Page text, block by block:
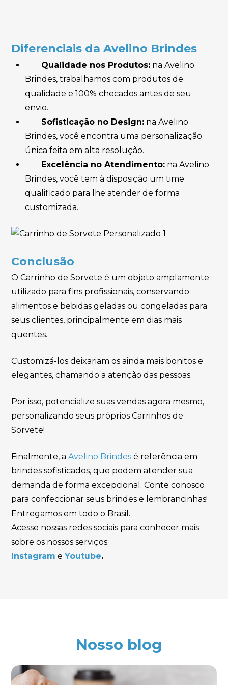
Diferenciais da Avelino Brindes
Qualidade nos Produtos:na Avelino
Brindes, trabalhamos com produtos de
qualidade e 100% checados antes de seu
envio.
Sofisticação no Design:na Avelino
Brindes, você encontra uma personalização
única feita em alta resolução.
Excelência no Atendimento:na Avelino
Brindes, você tem à disposição um time
qualificado para lhe atender de forma
customizada.
Conclusão
O Carrinho de Sorvete é um objeto amplamente
utilizado para fins profissionais, conservando
alimentos e bebidas geladas ou congeladas para
seus clientes, principalmente em dias mais
quentes.
Customizá-los deixariam os ainda mais bonitos e
elegantes, chamando a atenção das pessoas.
Por isso, potencialize suas vendas agora mesmo,
personalizando seus próprios Carrinhos de
Sorvete!
Finalmente, aAvelino Brindes é referência em
brindes sofisticados, que podem atender sua
demanda de forma excepcional. Conte conosco
para confeccionar seus brindes e lembrancinhas!
Entregamos em todo o Brasil.
Acesse nossas redes sociais para conhecer mais
sobre os nossos serviços:
Instagram eYoutube.
Nosso blog